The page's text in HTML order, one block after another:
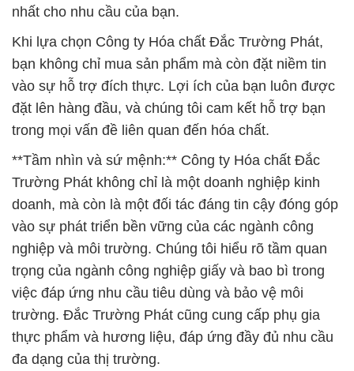
nhất cho nhu cầu của bạn.
Khi lựa chọn Công ty Hóa chất Đắc Trường Phát,
bạn không chỉ mua sản phẩm mà còn đặt niềm tin
vào sự hỗ trợ đích thực. Lợi ích của bạn luôn được
đặt lên hàng đầu, và chúng tôi cam kết hỗ trợ bạn
trong mọi vấn đề liên quan đến hóa chất.
**Tầm nhìn và sứ mệnh:** Công ty Hóa chất Đắc
Trường Phát không chỉ là một doanh nghiệp kinh
doanh, mà còn là một đối tác đáng tin cậy đóng góp
vào sự phát triển bền vững của các ngành công
nghiệp và môi trường. Chúng tôi hiểu rõ tầm quan
trọng của ngành công nghiệp giấy và bao bì trong
việc đáp ứng nhu cầu tiêu dùng và bảo vệ môi
trường. Đắc Trường Phát cũng cung cấp phụ gia
thực phẩm và hương liệu, đáp ứng đầy đủ nhu cầu
đa dạng của thị trường.